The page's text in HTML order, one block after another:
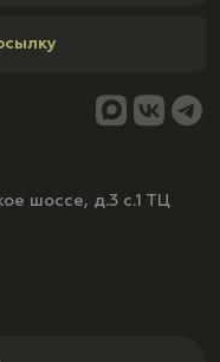
шоссе, д.3 с.1 ТЦ